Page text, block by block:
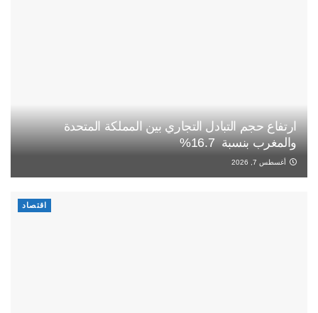
ارتفاع حجم التبادل التجاري بين المملكة المتحدة
والمغرب بنسبة 16.7%
أغسطس 7, 2026
اقتصاد